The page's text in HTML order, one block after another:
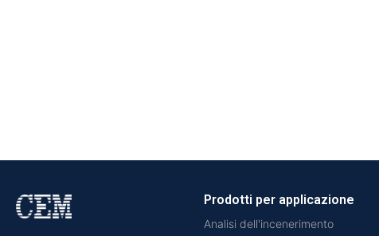
Prodotti per applicazione
Analisi dell'incenerimento